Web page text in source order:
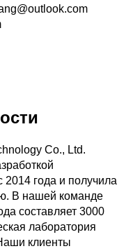
Co., Ltd.
2014 года и получила
В нашей команде
составляет 3000
лаборатория
клиенты